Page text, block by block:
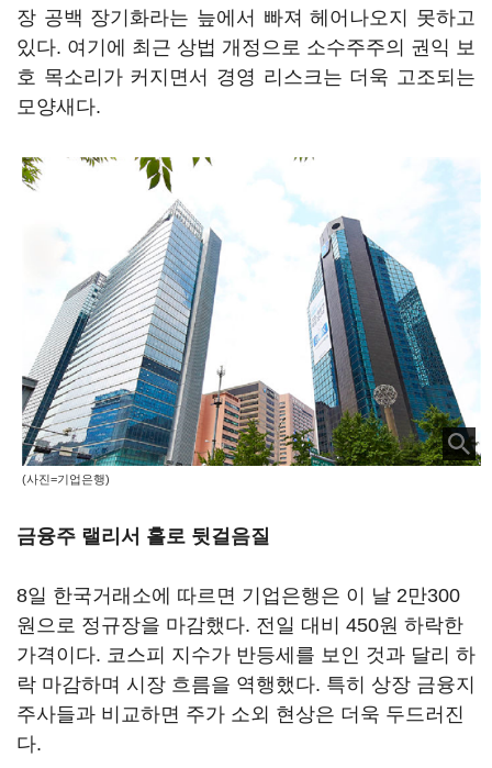
장 공백 장기화라는 늪에서 빠져 헤어나오지 못하고
있다. 여기에 최근 상법 개정으로 소수주주의 권익 보
호 목소리가 커지면서 경영 리스크는 더욱 고조되는
모양새다.
(사진=기업은행)
금융주 랠리서 홀로 뒷걸음질
8일 한국거래소에 따르면 기업은행은 이 날 2만300
원으로 정규장을 마감했다. 전일 대비 450원 하락한
가격이다. 코스피 지수가 반등세를 보인 것과 달리 하
락 마감하며 시장 흐름을 역행했다. 특히 상장 금융지
주사들과 비교하면 주가 소외 현상은 더욱 두드러진
다.